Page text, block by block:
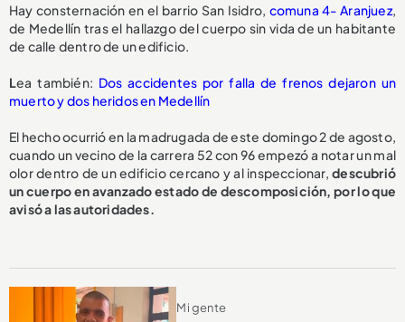
Hay consternación en el barrio San Isidro, comuna 4- Aranjuez,
de Medellín tras el hallazgo del cuerpo sin vida de un habitante
de calle dentro de un edificio.
Lea también: Dos accidentes por falla de frenos dejaron un
muerto y dos heridos en Medellín
El hecho ocurrió en la madrugada de este domingo 2 de agosto,
cuando un vecino de la carrera 52 con 96 empezó a notar un mal
olor dentro de un edificio cercano y al inspeccionar,descubrió
un cuerpo en avanzado estado de descomposición, por lo que
avisó a las autoridades.
Mi gente